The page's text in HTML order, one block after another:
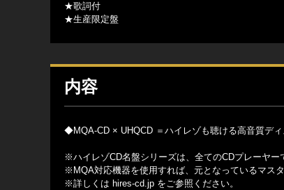
★歌詞付
★生産限定盤
内容
◆MQA-CD × UHQCD ＝ハイレゾも聴ける高音質デ
※ハイレゾCD名盤シリーズは、全てのCDプレーヤー
※MQA対応機器を使用すれば、元となっているマス
※詳しくは hires-cd.jp をご参照ください。